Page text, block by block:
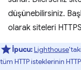
düşünebilirsiniz.
olarak siteleri
İpucu:Lighthouse'taki
tüm HTTP isteklerinin